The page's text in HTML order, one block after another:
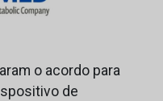
o acordo para
de